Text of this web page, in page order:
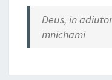
Deus, in
mnichami